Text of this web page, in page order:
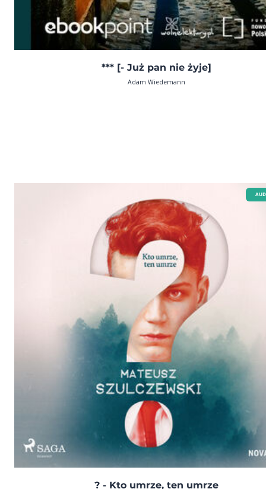
*** [- Już pan nie żyje]
Adam Wiedemann
? - Kto umrze, ten umrze